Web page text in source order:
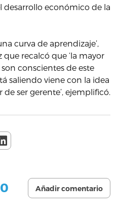
económico de la
curva de aprendizaje’,
que recalcó que ‘la mayor
conscientes de este
saliendo viene con la idea
ser gerente’, ejemplificó.
0 Añadir comentario